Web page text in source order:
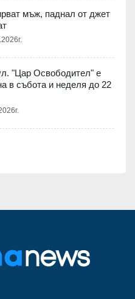
мъж, паднал от джет
"Цар Освободител" е
в събота и неделя до 22